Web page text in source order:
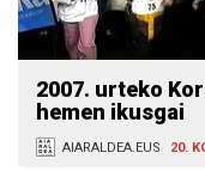
2007. urteko
hemen ikusgai
AIARALDEA.EUS 20.